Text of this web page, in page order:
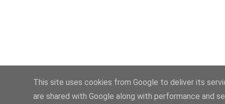
This site uses cookies from Google to deliver its
are shared with Google along with performance and